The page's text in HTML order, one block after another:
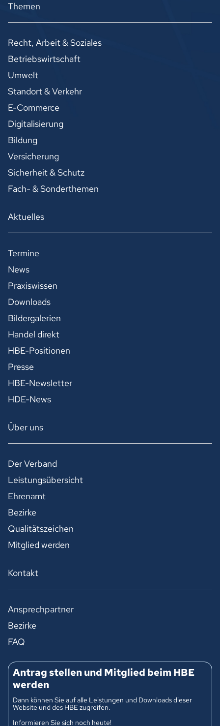
Themen
Recht, Arbeit & Soziales
Betriebswirtschaft
Umwelt
Standort & Verkehr
E-Commerce
Digitalisierung
Bildung
Versicherung
Sicherheit & Schutz
Fach- & Sonderthemen
Aktuelles
Termine
News
Praxiswissen
Downloads
Bildergalerien
Handel direkt
HBE-Positionen
Presse
HBE-Newsletter
HDE-News
Über uns
Der Verband
Leistungsübersicht
Ehrenamt
Bezirke
Qualitätszeichen
Mitglied werden
Kontakt
Ansprechpartner
Bezirke
FAQ
Antrag stellen und Mitglied beim HBE
werden
Dann können Sie auf alle Leistungen und Downloads dieser
Website und des HBE zugreifen.
Informieren Sie sich noch heute!